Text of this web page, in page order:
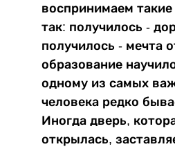
воспринимаем
так: получилось -
получилось - мечта
образование
одному из самых
человека редко
Иногда дверь,
открылась,